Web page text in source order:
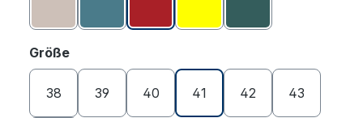
Größeauswählen
38 39 40 41 42 43